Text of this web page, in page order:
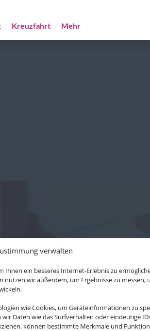
verwalten
ein besseres Internet-Erlebnis zu
nutzen wir außerdem, um Ergebnisse zu
wie Cookies, um Geräteinformationen zu
Daten wie das Surfverhalten oder eindeutige
können bestimmte Merkmale und
Kreuzfahrt Mehr